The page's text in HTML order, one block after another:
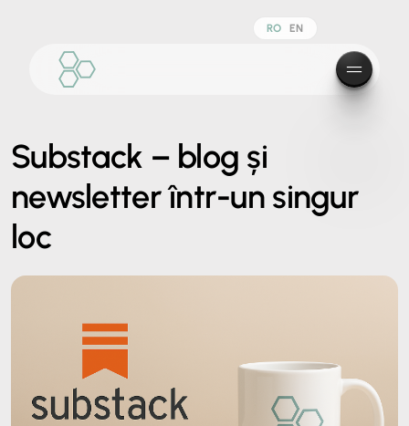
RO EN
Substack – blog și
newsletter într-un singur
loc